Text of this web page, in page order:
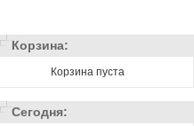
Корзина:
Корзина пуста
Сегодня: